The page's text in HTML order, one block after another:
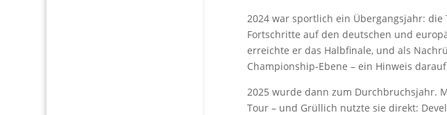
2024 war sportlich ein Übergangsjahr:
Fortschritte auf den deutschen und
erreichte er das Halbfinale, und als
Championship-Ebene – ein Hinweis
2025 wurde dann zum Durchbruchsjahr.
Tour – und Grüllich nutzte sie direkt: